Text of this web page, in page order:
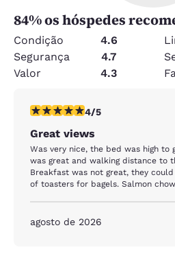
84% os hóspedes
Condição 4.6
Segurança
4.7
Valor
4.3
classificação 4 estrelas. Muito bom.
4/5
Great views
Was very nice, the bed was high to
was great and walking distance to
Breakfast was not great, they
of toasters for bagels. Salmon chowder good and
agosto de 2026